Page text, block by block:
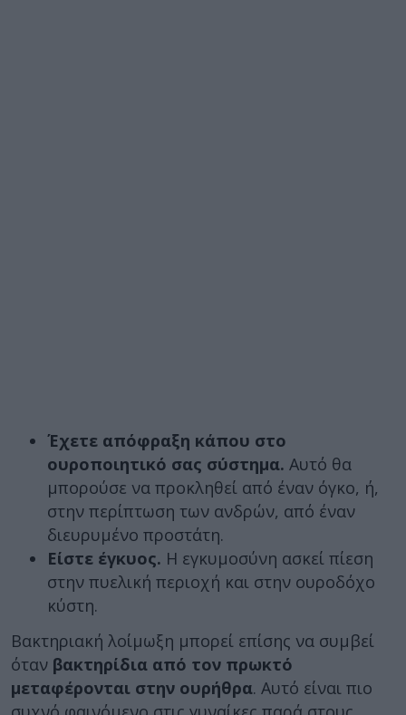
Έχετε απόφραξη κάπου στο
ουροποιητικό σας σύστημα. Αυτό θα
μπορούσε να προκληθεί από έναν όγκο, ή,
στην περίπτωση των ανδρών, από έναν
διευρυμένο προστάτη.
Είστε έγκυος. Η εγκυμοσύνη ασκεί πίεση
στην πυελική περιοχή και στην ουροδόχο
κύστη.
Βακτηριακή λοίμωξη μπορεί επίσης να συμβεί
όταν βακτηρίδια από τον πρωκτό
μεταφέρονται στην ουρήθρα. Αυτό είναι πιο